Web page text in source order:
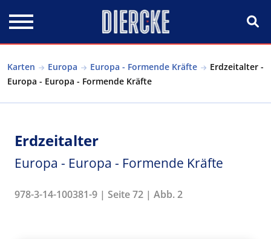
Karten Europa Europa - Formende Kräfte
Erdzeitalter -
Europa - Europa - Formende Kräfte
Erdzeitalter
Europa - Europa - Formende Kräfte
978-3-14-100381-9 | Seite 72 | Abb. 2